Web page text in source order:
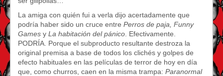
La amiga con quién fui a verla dijo acertadamente que
podría haber sido un cruce entre Perros de paja, Funny
Games y La habitación del pánico . Efectivamente.
PODRÍA. Porque el subproducto resultante destroza la
original premisa a base de todos los clichés y golpes de
efecto habituales en las películas de terror de hoy en día
que, como churros, caen en la misma trampa: Paranormal